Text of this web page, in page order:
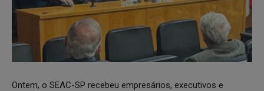
Ontem, o SEAC-SP recebeu empresários, executivos e